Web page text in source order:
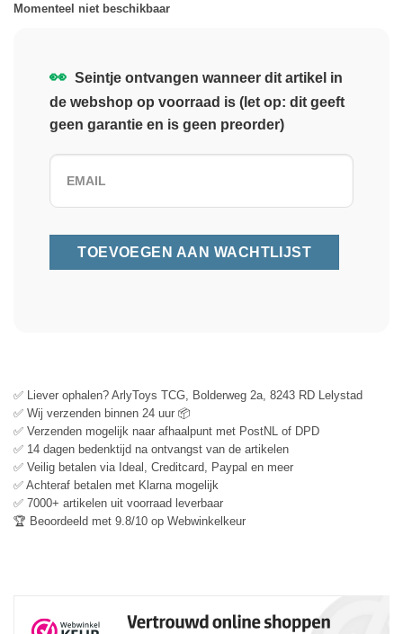
Momenteel niet beschikbaar
👀 Seintje ontvangen wanneer dit artikel in
de webshop op voorraad is (let op: dit geeft
geen garantie en is geen preorder)
✅ Liever ophalen? ArlyToys TCG, Bolderweg 2a, 8243 RD Lelystad
✅ Wij verzenden binnen 24 uur 📦
✅ Verzenden mogelijk naar afhaalpunt met PostNL of DPD
✅ 14 dagen bedenktijd na ontvangst van de artikelen
✅ Veilig betalen via Ideal, Creditcard, Paypal en meer
✅ Achteraf betalen met Klarna mogelijk
✅ 7000+ artikelen uit voorraad leverbaar
🏆 Beoordeeld met 9.8/10 op Webwinkelkeur